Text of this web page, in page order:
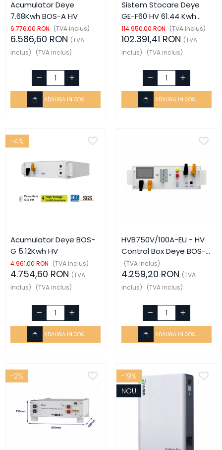
Acumulator Deye
7.68Kwh BOS-A HV
6.776,00 RON (TVA inclus)
6.586,60 RON (TVA
inclus)
(TVA inclus)
ADAUGA IN COS
Sistem Stocare Deye
GE-F60 HV 61.44 Kwh
IP65
114.950,00 RON (TVA inclus)
102.391,41 RON (TVA
inclus)
(TVA inclus)
ADAUGA IN COS
-4%
Acumulator Deye BOS-
G 5.12Kwh HV
4.961,00 RON (TVA inclus)
4.754,60 RON (TVA
inclus)
(TVA inclus)
ADAUGA IN COS
HVB750V/100A-EU - HV
Control Box Deye BOS-G
Pro
(TVA inclus)
4.259,20 RON (TVA
inclus)
(TVA inclus)
ADAUGA IN COS
-2%
-19%
NOU